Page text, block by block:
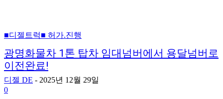
■디젤트럭■ 허가.진행
광명화물차 1톤 탑차 임대넘버에서 용달넘버로
이전완료!
디젤 DE - 2025년 12월 29일
0